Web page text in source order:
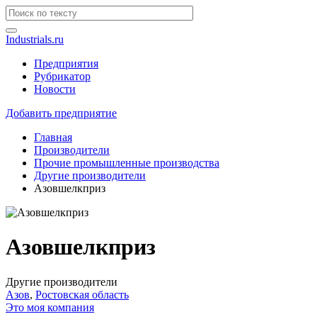
Industrials.ru
Предприятия
Рубрикатор
Новости
Добавить предприятие
Главная
Производители
Прочие промышленные производства
Другие производители
Азовшелкприз
Азовшелкприз
Другие производители
Азов, Ростовская область
Это моя компания